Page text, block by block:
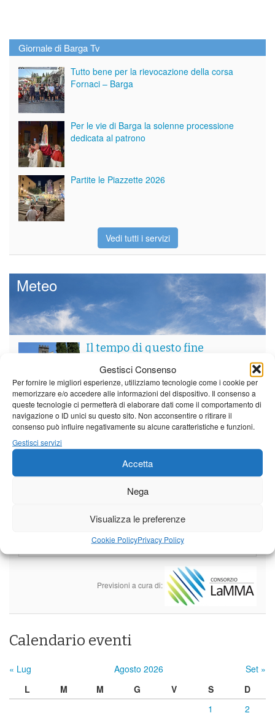
Gestisci Consenso
Per fornire le migliori esperienze, utilizziamo tecnologie come i cookie per
memorizzare e/o accedere alle informazioni del dispositivo. Il consenso a
queste tecnologie ci permetterà di elaborare dati come il comportamento di
navigazione o ID unici su questo sito. Non acconsentire o ritirare il
consenso può influire negativamente su alcune caratteristiche e funzioni.
Gestisci servizi
Accetta
Nega
Visualizza le preferenze
Cookie PolicyPrivacy Policy
Giornale di Barga Tv
Tutto bene per la rievocazione della corsa
Fornaci – Barga
Per le vie di Barga la solenne processione
dedicata al patrono
Partite le Piazzette 2026
Vedi tutti i servizi
Meteo
Il tempo di questo fine
ben al di sopra dei valori
stagionali
Leggi tutto…
Venerdì Sabato Domenica
Borgo a Mozzano
24°C|37°C
Castelnuovo Garfagnana
24°C|34°C 22°C|
Previsioni a cura di:
Calendario eventi
« Lug Agosto 2026
Set »
L
M M G V S
D
1
2